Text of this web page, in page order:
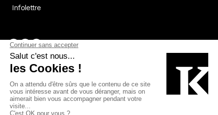
Infolettre
Page Facebook de Kollectif
Page Instagram de Kollectif
Page Linkedin de Kollectif